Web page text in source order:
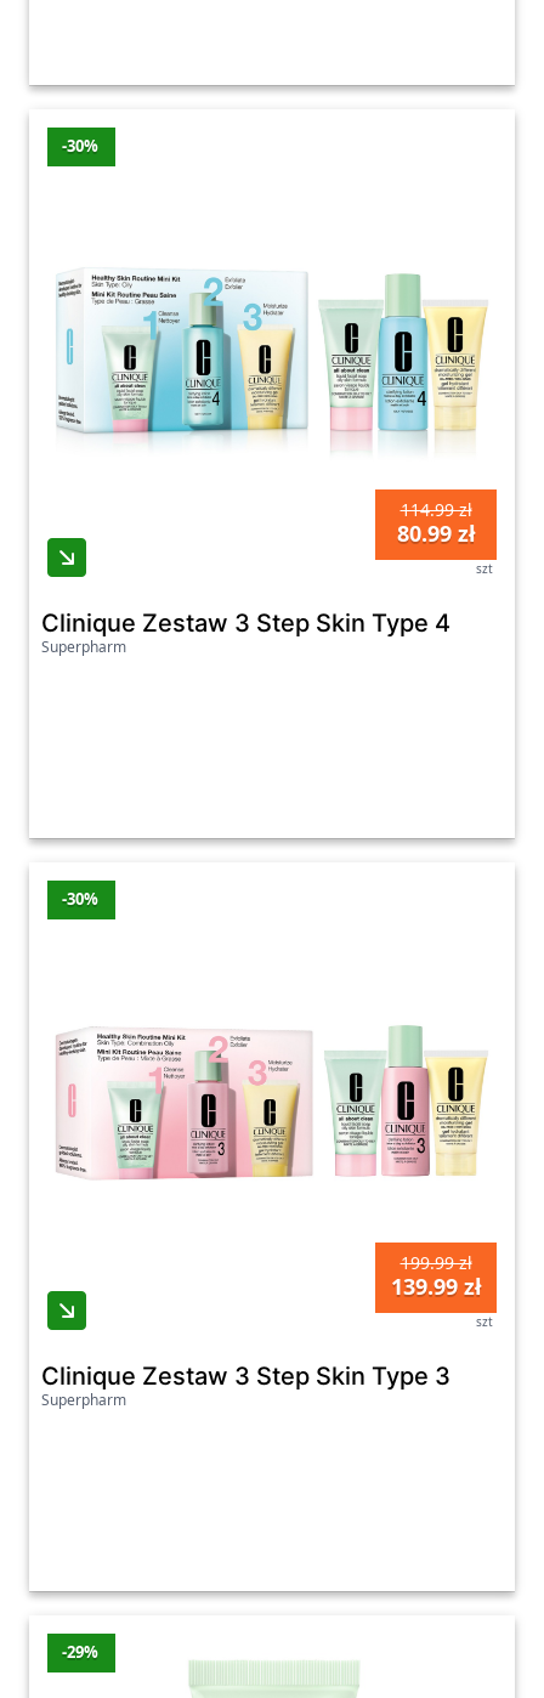
-30%
114.99 zł
80.99 zł
szt
Clinique Zestaw 3 Step Skin Type 4
Superpharm
-30%
199.99 zł
139.99 zł
szt
Clinique Zestaw 3 Step Skin Type 3
Superpharm
-29%